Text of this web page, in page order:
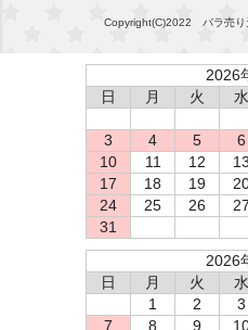
Copyright(C)2022 バラ売
2026
日
月 火 水
3
4 5 6
10
11 12 13
17
18 19
24
25 26 27
31
2026
日
月 火 水
1
2 3
7
8 9